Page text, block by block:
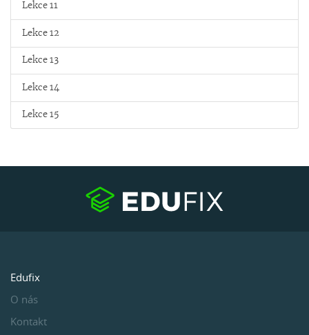
Lekce 11
Lekce 12
Lekce 13
Lekce 14
Lekce 15
Edufix
O nás
Kontakt